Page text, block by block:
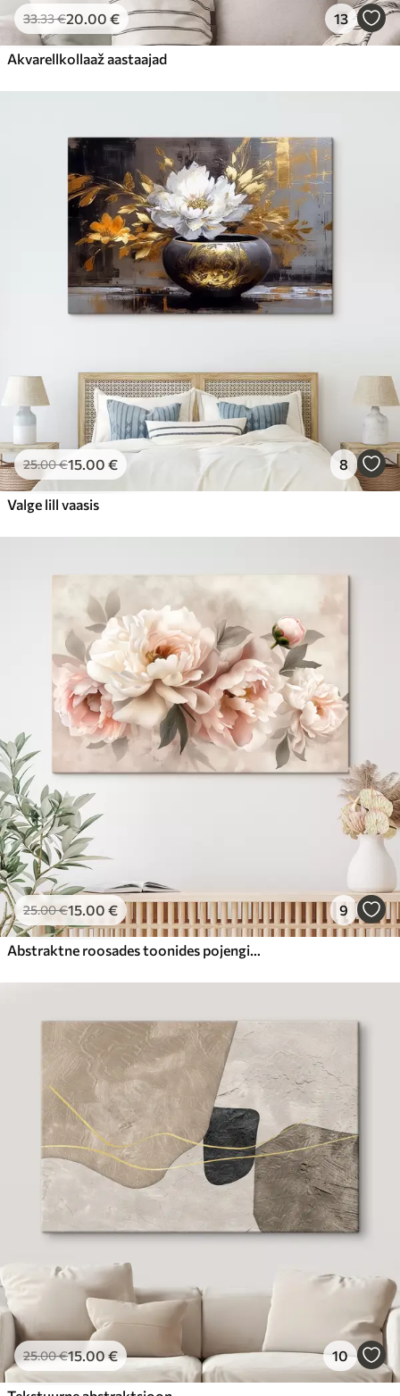
33.33€20.00 € 13
Akvarellkollaaž aastaajad
25.00€15.00 € 8
Valge lill vaasis
25.00€15.00 € 9
Abstraktne roosades toonides pojengide kimp
25.00€15.00€ 10